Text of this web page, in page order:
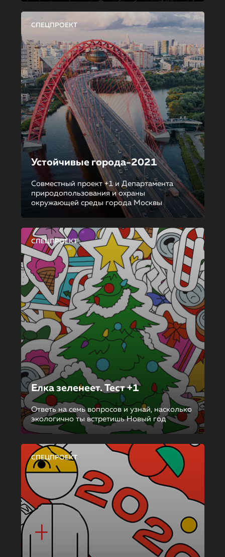
СПЕЦПРОЕКТ
Устойчивые города-2021
Совместный проект +1 и Департамента
природопользования и охраны
окружающей среды города Москвы
СПЕЦПРОЕКТ
Елка зеленеет. Тест +1
Ответь на семь вопросов и узнай, насколько
экологично ты встретишь Новый год
СПЕЦПРОЕКТ